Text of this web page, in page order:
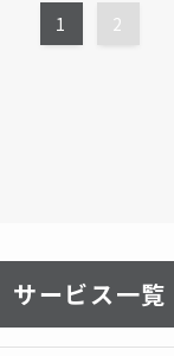
1 2
サービス一覧